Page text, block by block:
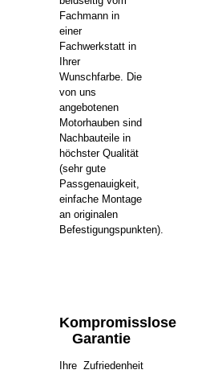
Fachmann in
einer
Fachwerkstatt in
Ihrer
Wunschfarbe. Die
von uns
angebotenen
Motorhauben sind
Nachbauteile in
höchster Qualität
(sehr gute
Passgenauigkeit,
einfache Montage
an originalen
Befestigungspunkten).
Kompromisslose
Garantie
Ihre Zufriedenheit